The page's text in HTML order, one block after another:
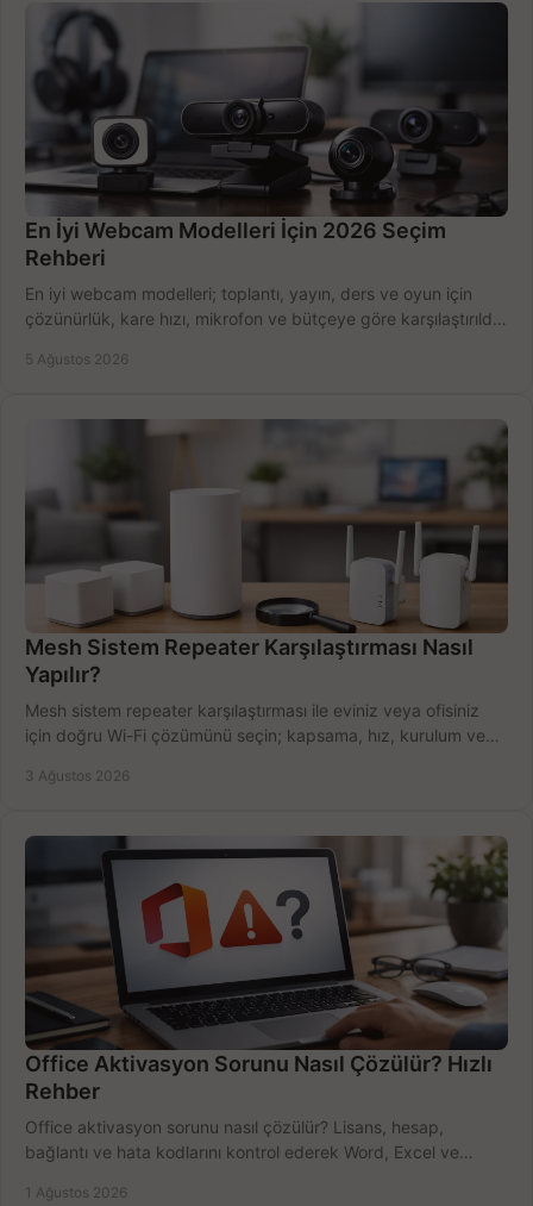
En İyi Webcam Modelleri İçin 2026 Seçim
Rehberi
En iyi webcam modelleri; toplantı, yayın, ders ve oyun için
çözünürlük, kare hızı, mikrofon ve bütçeye göre karşılaştırıldı.
5 Ağustos 2026
Mesh Sistem Repeater Karşılaştırması Nasıl
Yapılır?
Mesh sistem repeater karşılaştırması ile eviniz veya ofisiniz
için doğru Wi-Fi çözümünü seçin; kapsama, hız, kurulum ve
3 Ağustos 2026
Office Aktivasyon Sorunu Nasıl Çözülür? Hızlı
Rehber
Office aktivasyon sorunu nasıl çözülür? Lisans, hesap,
bağlantı ve hata kodlarını kontrol ederek Word, Excel ve
1 Ağustos 2026